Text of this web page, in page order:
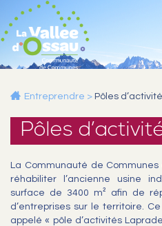
Entreprendre > Pôles
Pôles
La Communauté de
réhabiliter l’ancienne usine
surface de 3400 m² afin de
d’entreprises sur le territoire.
appelé « pôle d’activités